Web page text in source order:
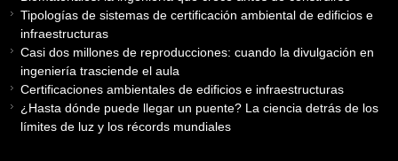
Tipologías de sistemas de certificación ambiental de edificios e
infraestructuras
Casi dos millones de reproducciones: cuando la divulgación en
ingeniería trasciende el aula
Certificaciones ambientales de edificios e infraestructuras
¿Hasta dónde puede llegar un puente? La ciencia detrás de los
límites de luz y los récords mundiales